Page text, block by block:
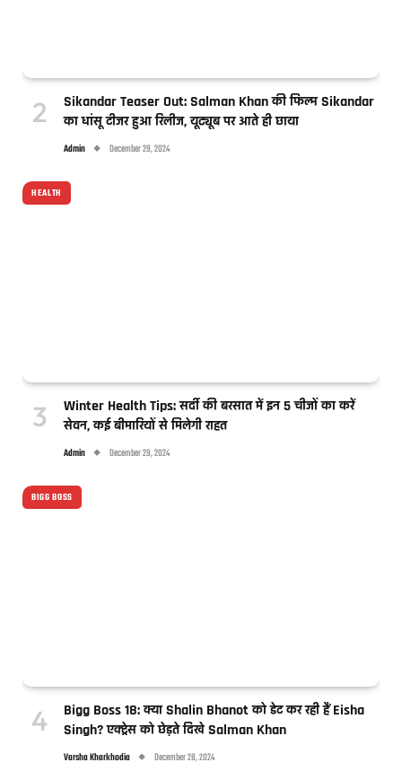
Sikandar Teaser Out: Salman Khan की फिल्म Sikandar
का धांसू टीजर हुआ रिलीज, यूट्यूब पर आते ही छाया
Admin December 29, 2024
HEALTH
Winter Health Tips: सर्दी की बरसात में इन 5 चीजों का करें
सेवन, कई बीमारियों से मिलेगी राहत
Admin December 29, 2024
BIGG BOSS
Bigg Boss 18: क्या Shalin Bhanot को डेट कर रही हैं Eisha
Singh? एक्ट्रेस को छेड़ते दिखे Salman Khan
Varsha Kharkhodia December 28, 2024